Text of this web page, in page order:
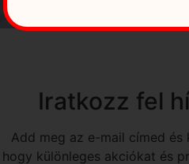
Iratkozz fel
Add meg az e-mail címed
hogy különleges akciókat és